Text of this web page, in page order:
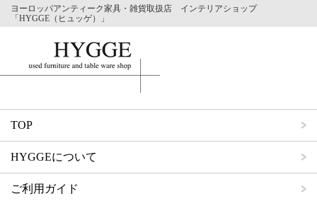
ヨーロッパアンティーク家具・雑貨取扱店 インテリアショップ
「HYGGE（ヒュッゲ）」
TOP
HYGGEについて
ご利用ガイド